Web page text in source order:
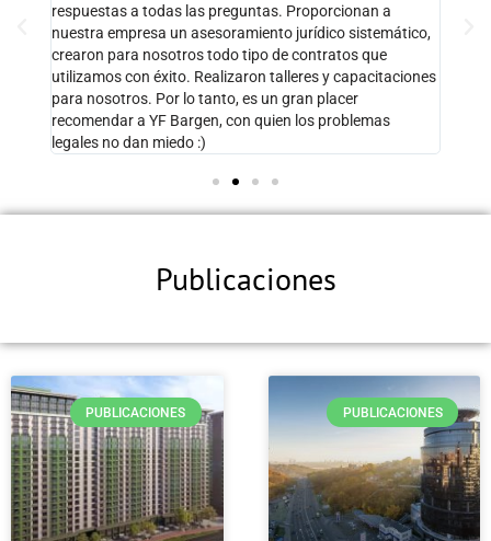
asesoramiento legal. Con prontitud, profesionalidad y en
un lenguaje comprensible. Ahora solo aquí para obtener
ayuda en el campo legal. ¡Te lo aconsejo!
Publicaciones
PUBLICACIONES PUBLICACIONES